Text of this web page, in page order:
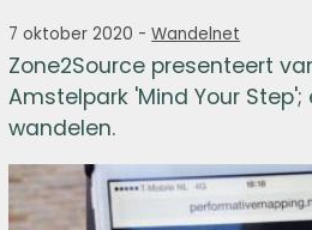
7 oktober 2020 -Wandelnet
Zone2Source presenteert
Amstelpark 'Mind Your
wandelen.